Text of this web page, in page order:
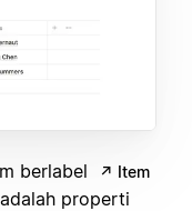
berlabel
↗ Item
adalah properti